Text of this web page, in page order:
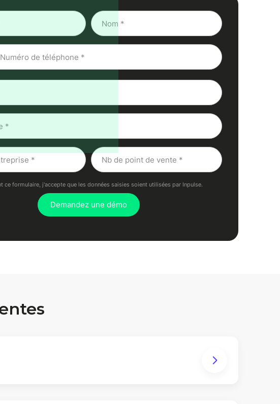
ce formulaire, j'accepte que les données saisies soient utilisées par Inpulse.